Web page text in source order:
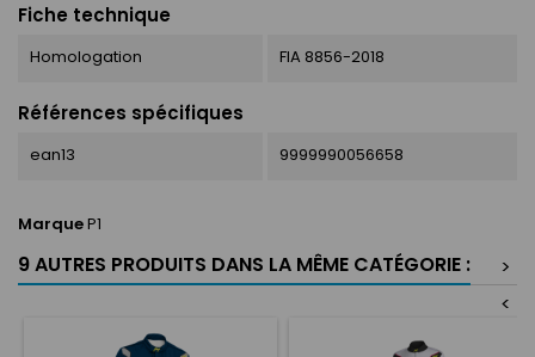
Fiche technique
Homologation FIA 8856-2018
Références spécifiques
ean13 9999990056658
MarqueP1
9 AUTRES PRODUITS DANS LA MÊME CATÉGORIE :
>
<